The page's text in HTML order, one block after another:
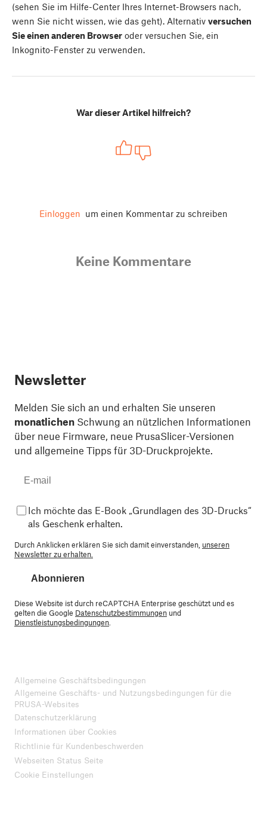
(sehen Sie im Hilfe-Center Ihres Internet-Browsers nach,
wenn Sie nicht wissen, wie das geht). Alternativ versuchen
Sie einen anderen Browser oder versuchen Sie, ein
Inkognito-Fenster zu verwenden.
War dieser Artikel hilfreich?
Einloggen um einen Kommentar zu schreiben
Keine Kommentare
Newsletter
Melden Sie sich an und erhalten Sie unseren
monatlichen Schwung an nützlichen Informationen
über neue Firmware, neue PrusaSlicer-Versionen
und allgemeine Tipps für 3D-Druckprojekte.
Ich möchte das E-Book „Grundlagen des 3D-Drucks“
als Geschenk erhalten.
Durch Anklicken erklären Sie sich damit einverstanden, unseren
Newsletter zu erhalten.
Abonnieren
Diese Website ist durch reCAPTCHA Enterprise geschützt und es
gelten die Google Datenschutzbestimmungen und
Dienstleistungsbedingungen
Allgemeine Geschäftsbedingungen
Allgemeine Geschäfts- und Nutzungsbedingungen für die
PRUSA-Websites
Datenschutzerklärung
Informationen über Cookies
Richtlinie für Kundenbeschwerden
Webseiten Status Seite
Cookie Einstellungen